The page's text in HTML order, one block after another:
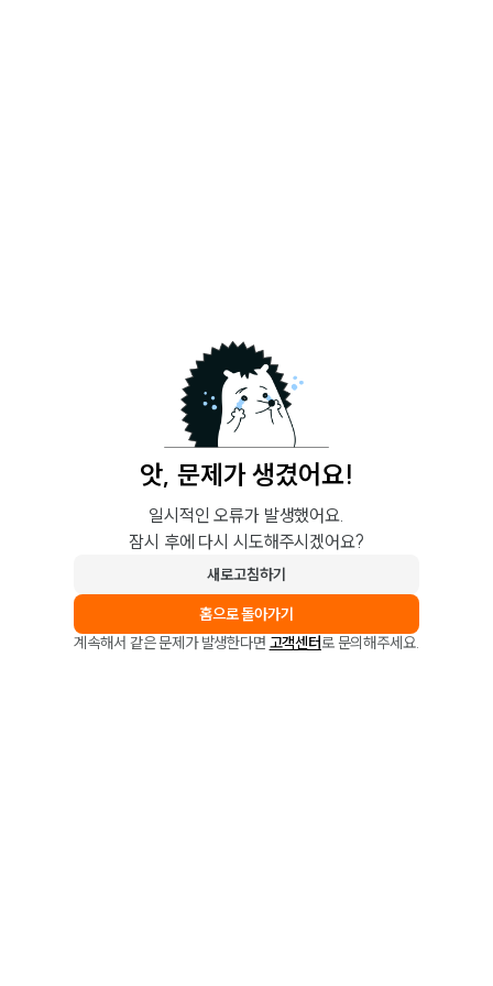
앗, 문제가 생겼어요!
일시적인 오류가 발생했어요.
잠시 후에 다시 시도해주시겠어요?
새로고침하기
홈으로 돌아가기
계속해서 같은 문제가 발생한다면 고객센터로 문의해주세요.